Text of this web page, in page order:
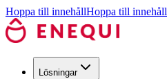
Hoppa till innehållHoppa till innehåll
Lösningar